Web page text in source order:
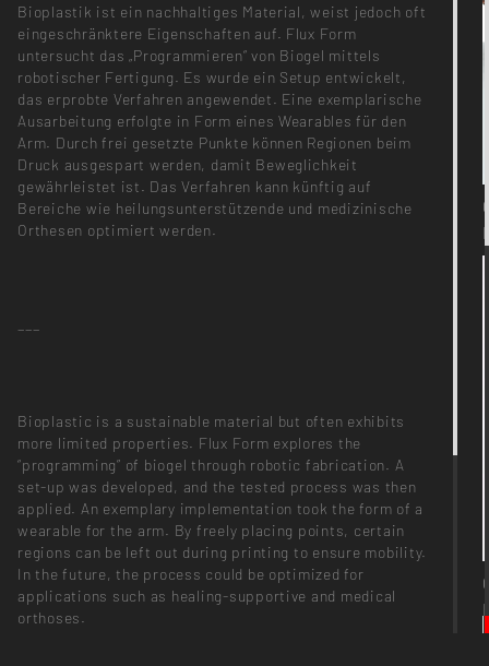
Bioplastik ist ein nachhaltiges Material, weist jedoch oft
eingeschränktere Eigenschaften auf. Flux Form
untersucht das „Programmieren“ von Biogel mittels
robotischer Fertigung. Es wurde ein Setup entwickelt,
das erprobte Verfahren angewendet. Eine exemplarische
Ausarbeitung erfolgte in Form eines Wearables für den
Arm. Durch frei gesetzte Punkte können Regionen beim
Druck ausgespart werden, damit Beweglichkeit
gewährleistet ist. Das Verfahren kann künftig auf
Bereiche wie heilungsunterstützende und medizinische
Orthesen optimiert werden.
Bioplastic is a sustainable material but often exhibits
more limited properties. Flux Form explores the
“programming” of biogel through robotic fabrication. A
set-up was developed, and the tested process was then
applied. An exemplary implementation took the form of a
wearable for the arm. By freely placing points, certain
regions can be left out during printing to ensure mobility.
In the future, the process could be optimized for
applications such as healing-supportive and medical
orthoses.